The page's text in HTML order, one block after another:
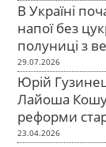
В Україні
напої без
полуниці з
29.07.2026
Юрій
Лайоша
реформи
23.04.2026